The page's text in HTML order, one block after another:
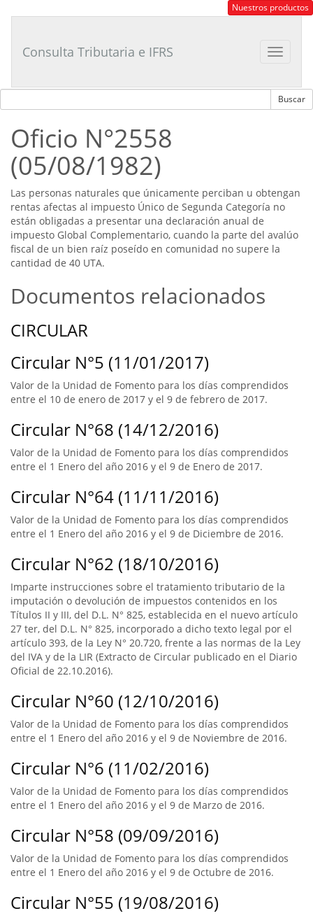
Tributario
Nuestros productos
Toggle
Consulta Tributaria e IFRS
Oficio N°2558
(05/08/1982)
Las personas naturales que únicamente perciban u obtengan
rentas afectas al impuesto Único de Segunda Categoría no
están obligadas a presentar una declaración anual de
impuesto Global Complementario, cuando la parte del avalúo
fiscal de un bien raíz poseído en comunidad no supere la
cantidad de 40 UTA.
Documentos relacionados
CIRCULAR
Circular N°5 (11/01/2017)
Valor de la Unidad de Fomento para los días comprendidos
entre el 10 de enero de 2017 y el 9 de febrero de 2017.
Circular N°68 (14/12/2016)
Valor de la Unidad de Fomento para los días comprendidos
entre el 1 Enero del año 2016 y el 9 de Enero de 2017.
Circular N°64 (11/11/2016)
Valor de la Unidad de Fomento para los días comprendidos
entre el 1 Enero del año 2016 y el 9 de Diciembre de 2016.
Circular N°62 (18/10/2016)
Imparte instrucciones sobre el tratamiento tributario de la
imputación o devolución de impuestos contenidos en los
Títulos II y III, del D.L. N° 825, establecida en el nuevo artículo
27 ter, del D.L. N° 825, incorporado a dicho texto legal por el
artículo 393, de la Ley N° 20.720, frente a las normas de la Ley
del IVA y de la LIR (Extracto de Circular publicado en el Diario
Oficial de 22.10.2016).
Circular N°60 (12/10/2016)
Valor de la Unidad de Fomento para los días comprendidos
entre el 1 Enero del año 2016 y el 9 de Noviembre de 2016.
Circular N°6 (11/02/2016)
Valor de la Unidad de Fomento para los días comprendidos
entre el 1 Enero del año 2016 y el 9 de Marzo de 2016.
Circular N°58 (09/09/2016)
Valor de la Unidad de Fomento para los días comprendidos
entre el 1 Enero del año 2016 y el 9 de Octubre de 2016.
Circular N°55 (19/08/2016)